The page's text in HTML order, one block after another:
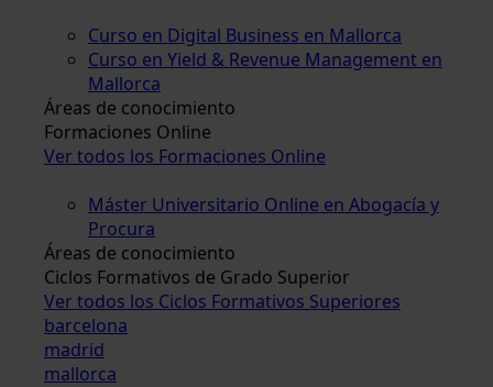
Curso en Digital Business en Mallorca
Curso en Yield & Revenue Management en
Mallorca
Áreas de conocimiento
Formaciones Online
Ver todos los Formaciones Online
Máster Universitario Online en Abogacía y
Procura
Áreas de conocimiento
Ciclos Formativos de Grado Superior
Ver todos los Ciclos Formativos Superiores
barcelona
madrid
mallorca